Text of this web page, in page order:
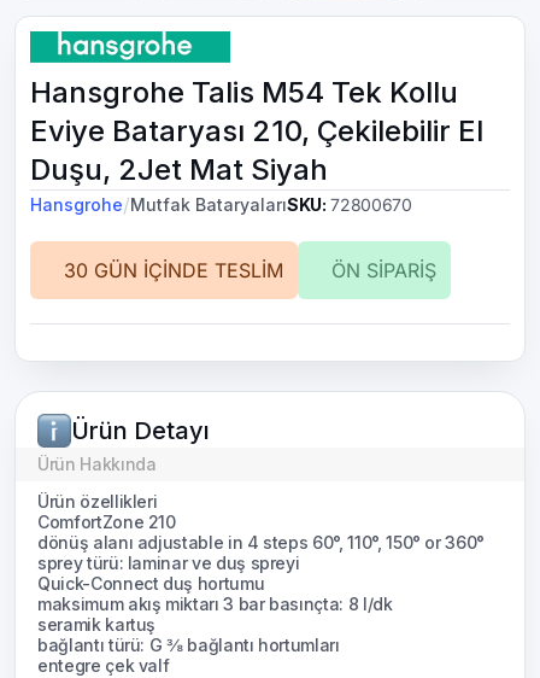
Hansgrohe Talis M54 Tek Kollu
Eviye Bataryası 210, Çekilebilir El
Duşu, 2Jet Mat Siyah
Hansgrohe/Mutfak BataryalarıSKU: 72800670
30 GÜN İÇİNDE TESLİM ÖN SİPARİŞ
Ürün Detayı
Ürün Hakkında
Ürün özellikleri
ComfortZone 210
dönüş alanı adjustable in 4 steps 60°, 110°, 150° or 360°
sprey türü: laminar ve duş spreyi
Quick-Connect duş hortumu
maksimum akış miktarı 3 bar basınçta: 8 l/dk
seramik kartuş
bağlantı türü: G ⅜ bağlantı hortumları
entegre çek valf